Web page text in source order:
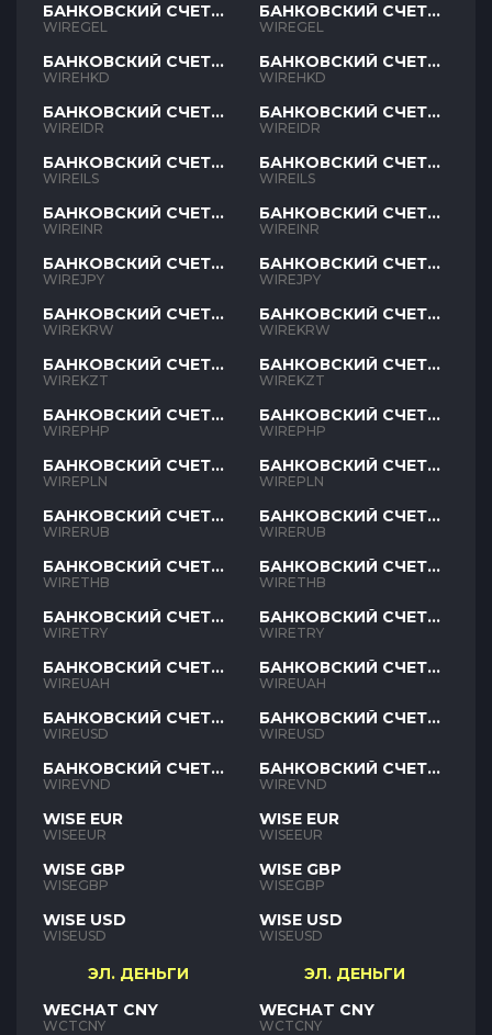
БАНКОВСКИЙ СЧЕТ
GEL
WIREGEL
БАНКОВСКИЙ СЧЕТ
HKD
WIREHKD
БАНКОВСКИЙ СЧЕТ
IDR
WIREIDR
БАНКОВСКИЙ СЧЕТ
ILS
WIREILS
БАНКОВСКИЙ СЧЕТ
INR
WIREINR
БАНКОВСКИЙ СЧЕТ
JPY
WIREJPY
БАНКОВСКИЙ СЧЕТ
KRW
WIREKRW
БАНКОВСКИЙ СЧЕТ
KZT
WIREKZT
БАНКОВСКИЙ СЧЕТ
PHP
WIREPHP
БАНКОВСКИЙ СЧЕТ
PLN
WIREPLN
БАНКОВСКИЙ СЧЕТ
RUB
WIRERUB
БАНКОВСКИЙ СЧЕТ
THB
WIRETHB
БАНКОВСКИЙ СЧЕТ
TRY
WIRETRY
БАНКОВСКИЙ СЧЕТ
UAH
WIREUAH
БАНКОВСКИЙ СЧЕТ
USD
WIREUSD
БАНКОВСКИЙ СЧЕТ
VND
WIREVND
WISE EUR
WISEEUR
WISE GBP
WISEGBP
WISE USD
WISEUSD
ЭЛ. ДЕНЬГИ
WECHAT CNY
WCTCNY
БАНКОВСКИЙ СЧЕТ
GEL
WIREGEL
БАНКОВСКИЙ СЧЕТ
HKD
WIREHKD
БАНКОВСКИЙ СЧЕТ
IDR
WIREIDR
БАНКОВСКИЙ СЧЕТ
ILS
WIREILS
БАНКОВСКИЙ СЧЕТ
INR
WIREINR
БАНКОВСКИЙ СЧЕТ
JPY
WIREJPY
БАНКОВСКИЙ СЧЕТ
KRW
WIREKRW
БАНКОВСКИЙ СЧЕТ
KZT
WIREKZT
БАНКОВСКИЙ СЧЕТ
PHP
WIREPHP
БАНКОВСКИЙ СЧЕТ
PLN
WIREPLN
БАНКОВСКИЙ СЧЕТ
RUB
WIRERUB
БАНКОВСКИЙ СЧЕТ
THB
WIRETHB
БАНКОВСКИЙ СЧЕТ
TRY
WIRETRY
БАНКОВСКИЙ СЧЕТ
UAH
WIREUAH
БАНКОВСКИЙ СЧЕТ
USD
WIREUSD
БАНКОВСКИЙ СЧЕТ
VND
WIREVND
WISE EUR
WISEEUR
WISE GBP
WISEGBP
WISE USD
WISEUSD
ЭЛ. ДЕНЬГИ
WECHAT CNY
WCTCNY